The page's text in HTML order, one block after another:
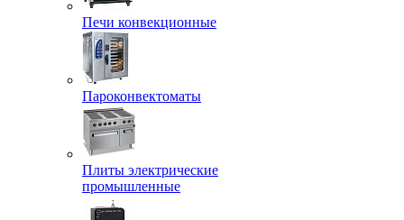
Печи конвекционные
Пароконвектоматы
Плиты электрические
промышленные